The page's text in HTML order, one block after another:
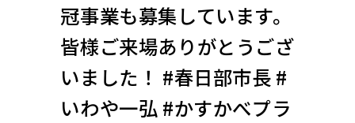
冠事業も募集しています。
皆様ご来場ありがとうござ
いました！ #春日部市長 #
いわや一弘 #かすかべプラ